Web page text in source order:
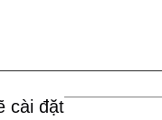
cài đặt